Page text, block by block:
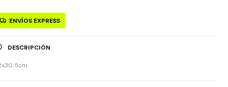
ENVÍOS EXPRESS
DESCRIPCIÓN